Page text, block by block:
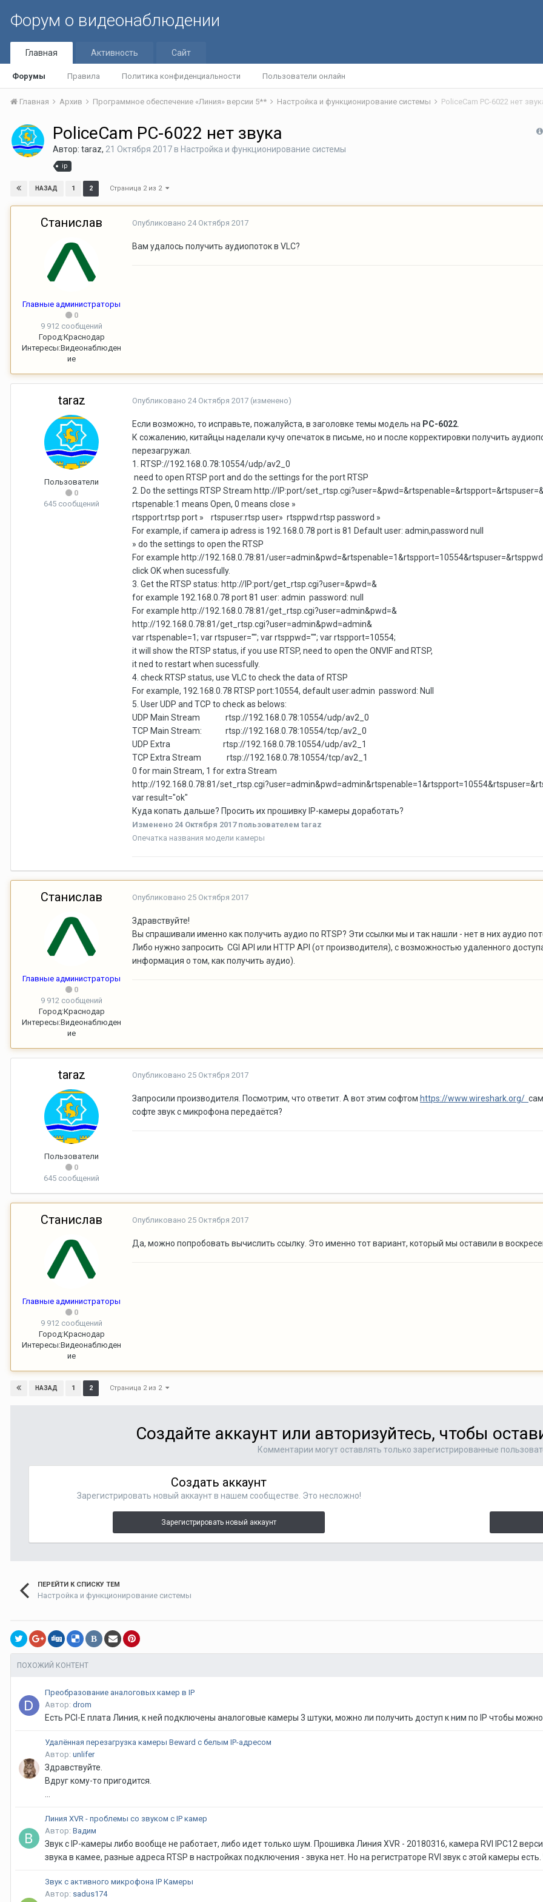
Форум о видеонаблюдении
Главная
Форумы Правила Политика конфиденциальности Пользователи онлайн
Активность Сайт
Главная Архив Программное обеспечение «Линия» версии 5** Настройка и функционирование системы PoliceCam PC-6022 нет
PoliceCam PC-6022 нет звука
Автор: taraz, 21 Октября 2017в Настройка и функционирование системы
ip
НАЗАД 1 2 Страница 2 из 2
Станислав
Главные администраторы
0
9 912 сообщений
Город:Краснодар
Интересы:Видеонаблюден
ие
Опубликовано 24 Октября 2017
Вам удалось получить аудиопоток в VLC?
taraz
Пользователи
0
645 сообщений
Опубликовано 24 Октября 2017 (изменено)
Если возможно, то исправьте, пожалуйста, в заголовке темы модель на PC-6022
К сожалению, китайцы наделали кучу опечаток в письме, но и после корректировки получить
перезагружал.
1. RTSP://192.168.0.78:10554/udp/av2_0
need to open RTSP port and do the settings for the port RTSP
2. Do the settings RTSP Stream http://IP:port/
rtspenable:1 means Open, 0 means close »
rtspport:rtsp port » rtspuser:rtsp user» rtsppwd:rtsp password »
For example, if camera ip adress is 192.168.0.78 port is 81 Default user: admin,password null
» do the settings to open the RTSP
For example http://192.168.0.78:81/
click OK when sucessfully.
3. Get the RTSP status: http://IP:port/get_rtsp.cgi?user=&pwd=&
for example 192.168.0.78 port 81 user: admin password: null
For example http://192.168.0.78:81/get_rtsp.cgi?user=admin&pwd=&
http://192.168.0.78:81/get_rtsp.cgi?user=admin&pwd=admin&
var rtspenable=1; var rtspuser=""; var rtsppwd=""; var rtspport=10554;
it will show the RTSP status, if you use RTSP, need to open the ONVIF and RTSP,
it ned to restart when sucessfully.
4. check RTSP status, use VLC to check the data of RTSP
For example, 192.168.0.78 RTSP port:10554, default user:admin password: Null
5. User UDP and TCP to check as belows:
UDP Main Stream rtsp://192.168.0.78:10554/udp/av2_0
TCP Main Stream: rtsp://192.168.0.78:10554/tcp/av2_0
UDP Extra rtsp://192.168.0.78:10554/udp/av2_1
TCP Extra Stream rtsp://192.168.0.78:10554/tcp/av2_1
0 for main Stream, 1 for extra Stream
http://192.168.0.78:81/
var result="ok"
Куда копать дальше? Просить их прошивку IP-камеры доработать?
Изменено 24 Октября 2017пользователем taraz
Опечатка названия модели камеры
Станислав
Главные администраторы
0
9 912 сообщений
Город:Краснодар
Интересы:Видеонаблюден
ие
Опубликовано 25 Октября 2017
Здравствуйте!
Вы спрашивали именно как получить аудио по RTSP? Эти ссылки мы и так нашли - нет в них аудио
Либо нужно запросить CGI API или HTTP API (от производителя), с возможностью удаленного
информация о том, как получить аудио).
taraz
Пользователи
0
645 сообщений
Опубликовано 25 Октября 2017
Запросили производителя. Посмотрим, что ответит. А вот этим софтом https://www.wireshark.org/
софте звук с микрофона передаётся?
Станислав
Главные администраторы
0
9 912 сообщений
Город:Краснодар
Интересы:Видеонаблюден
ие
Опубликовано 25 Октября 2017
Да, можно попробовать вычислить ссылку. Это именно тот вариант, который мы оставили в
НАЗАД 1 2 Страница 2 из 2
Создайте аккаунт или авторизуйтесь, чтобы
Комментарии могут оставлять только зарегистрированные
Создать аккаунт
Зарегистрировать новый аккаунт в нашем сообществе. Это несложно!
Зарегистрировать новый аккаунт
ПЕРЕЙТИ К СПИСКУ ТЕМ
Настройка и функционирование системы
В
ПОХОЖИЙ КОНТЕНТ
Преобразование аналоговых камер в IP
Автор: drom
Есть PCI-E плата Линия, к ней подключены аналоговые камеры 3 штуки, можно ли получить доступ к ним по IP чтобы
Удалённая перезагрузка камеры Beward с белым IP-адресом
Автор: unlifer
Здравствуйте.
Вдруг кому-то пригодится.
Линия XVR - проблемы со звуком с IP камер
Автор: Вадим
Звук с IP-камеры либо вообще не работает, либо идет только шум. Прошивка Линия XVR - 20180316, камера RVI IPC12
звука в камее, разные адреса RTSP в настройках подключения - звука нет. Но на регистраторе RVI звук с этой камеры
Звук с активного микрофона IP Камеры
Автор: sadus174